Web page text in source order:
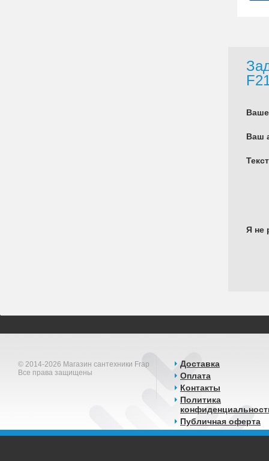
Ваш
Я не
© 2014-2026 Магазин сантехники Frap
Все права защищены
Доставка
Оплата
Контакты
Политика
Публичная оферта